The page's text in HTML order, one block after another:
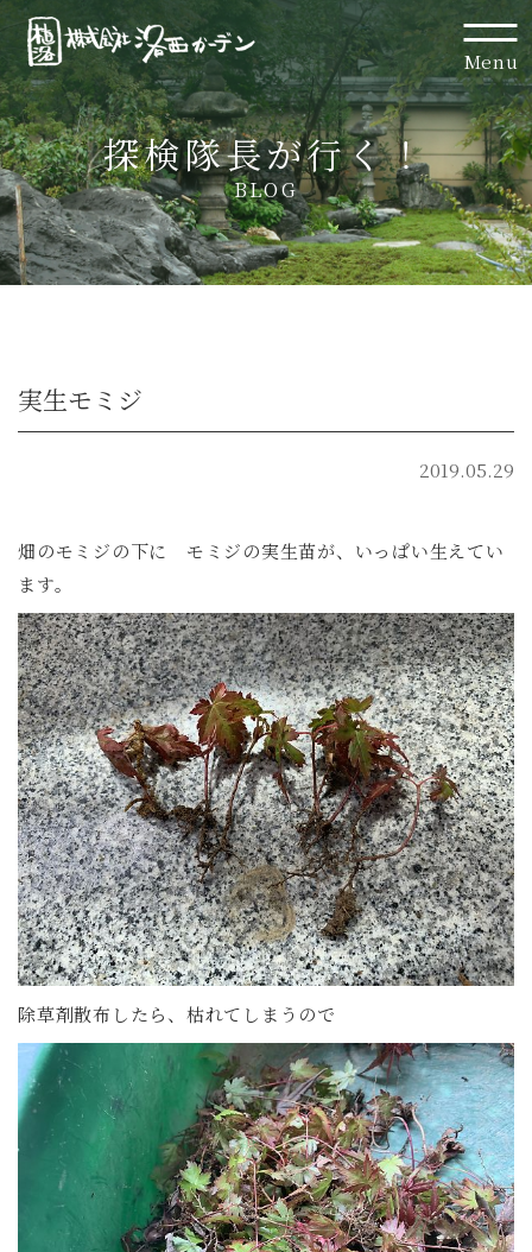
Menu
探検隊長が行く！
BLOG
実生モミジ
2019.05.29
畑のモミジの下に モミジの実生苗が、いっぱい生えてい
ます。
除草剤散布したら、枯れてしまうので